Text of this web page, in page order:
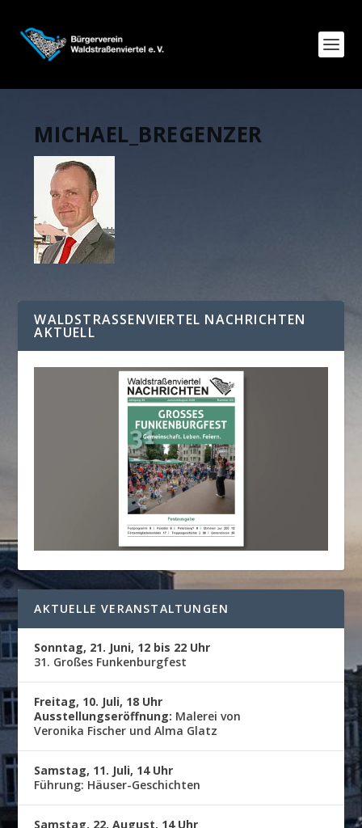
MICHAEL_BREGENZER
WALDSTRASSENVIERTEL NACHRICHTEN A
KTUELL
AKTUELLE VERANSTALTUNGEN
Sonntag, 21. Juni, 12 bis 22 Uhr
31. Großes Funkenburgfest
Freitag, 10. Juli, 18 Uhr
Ausstellungseröffnung: Malerei von
Veronika Fischer und Alma Glatz
Samstag, 11. Juli, 14 Uhr
Führung: Häuser-Geschichten
Samstag, 22. August, 14 Uhr